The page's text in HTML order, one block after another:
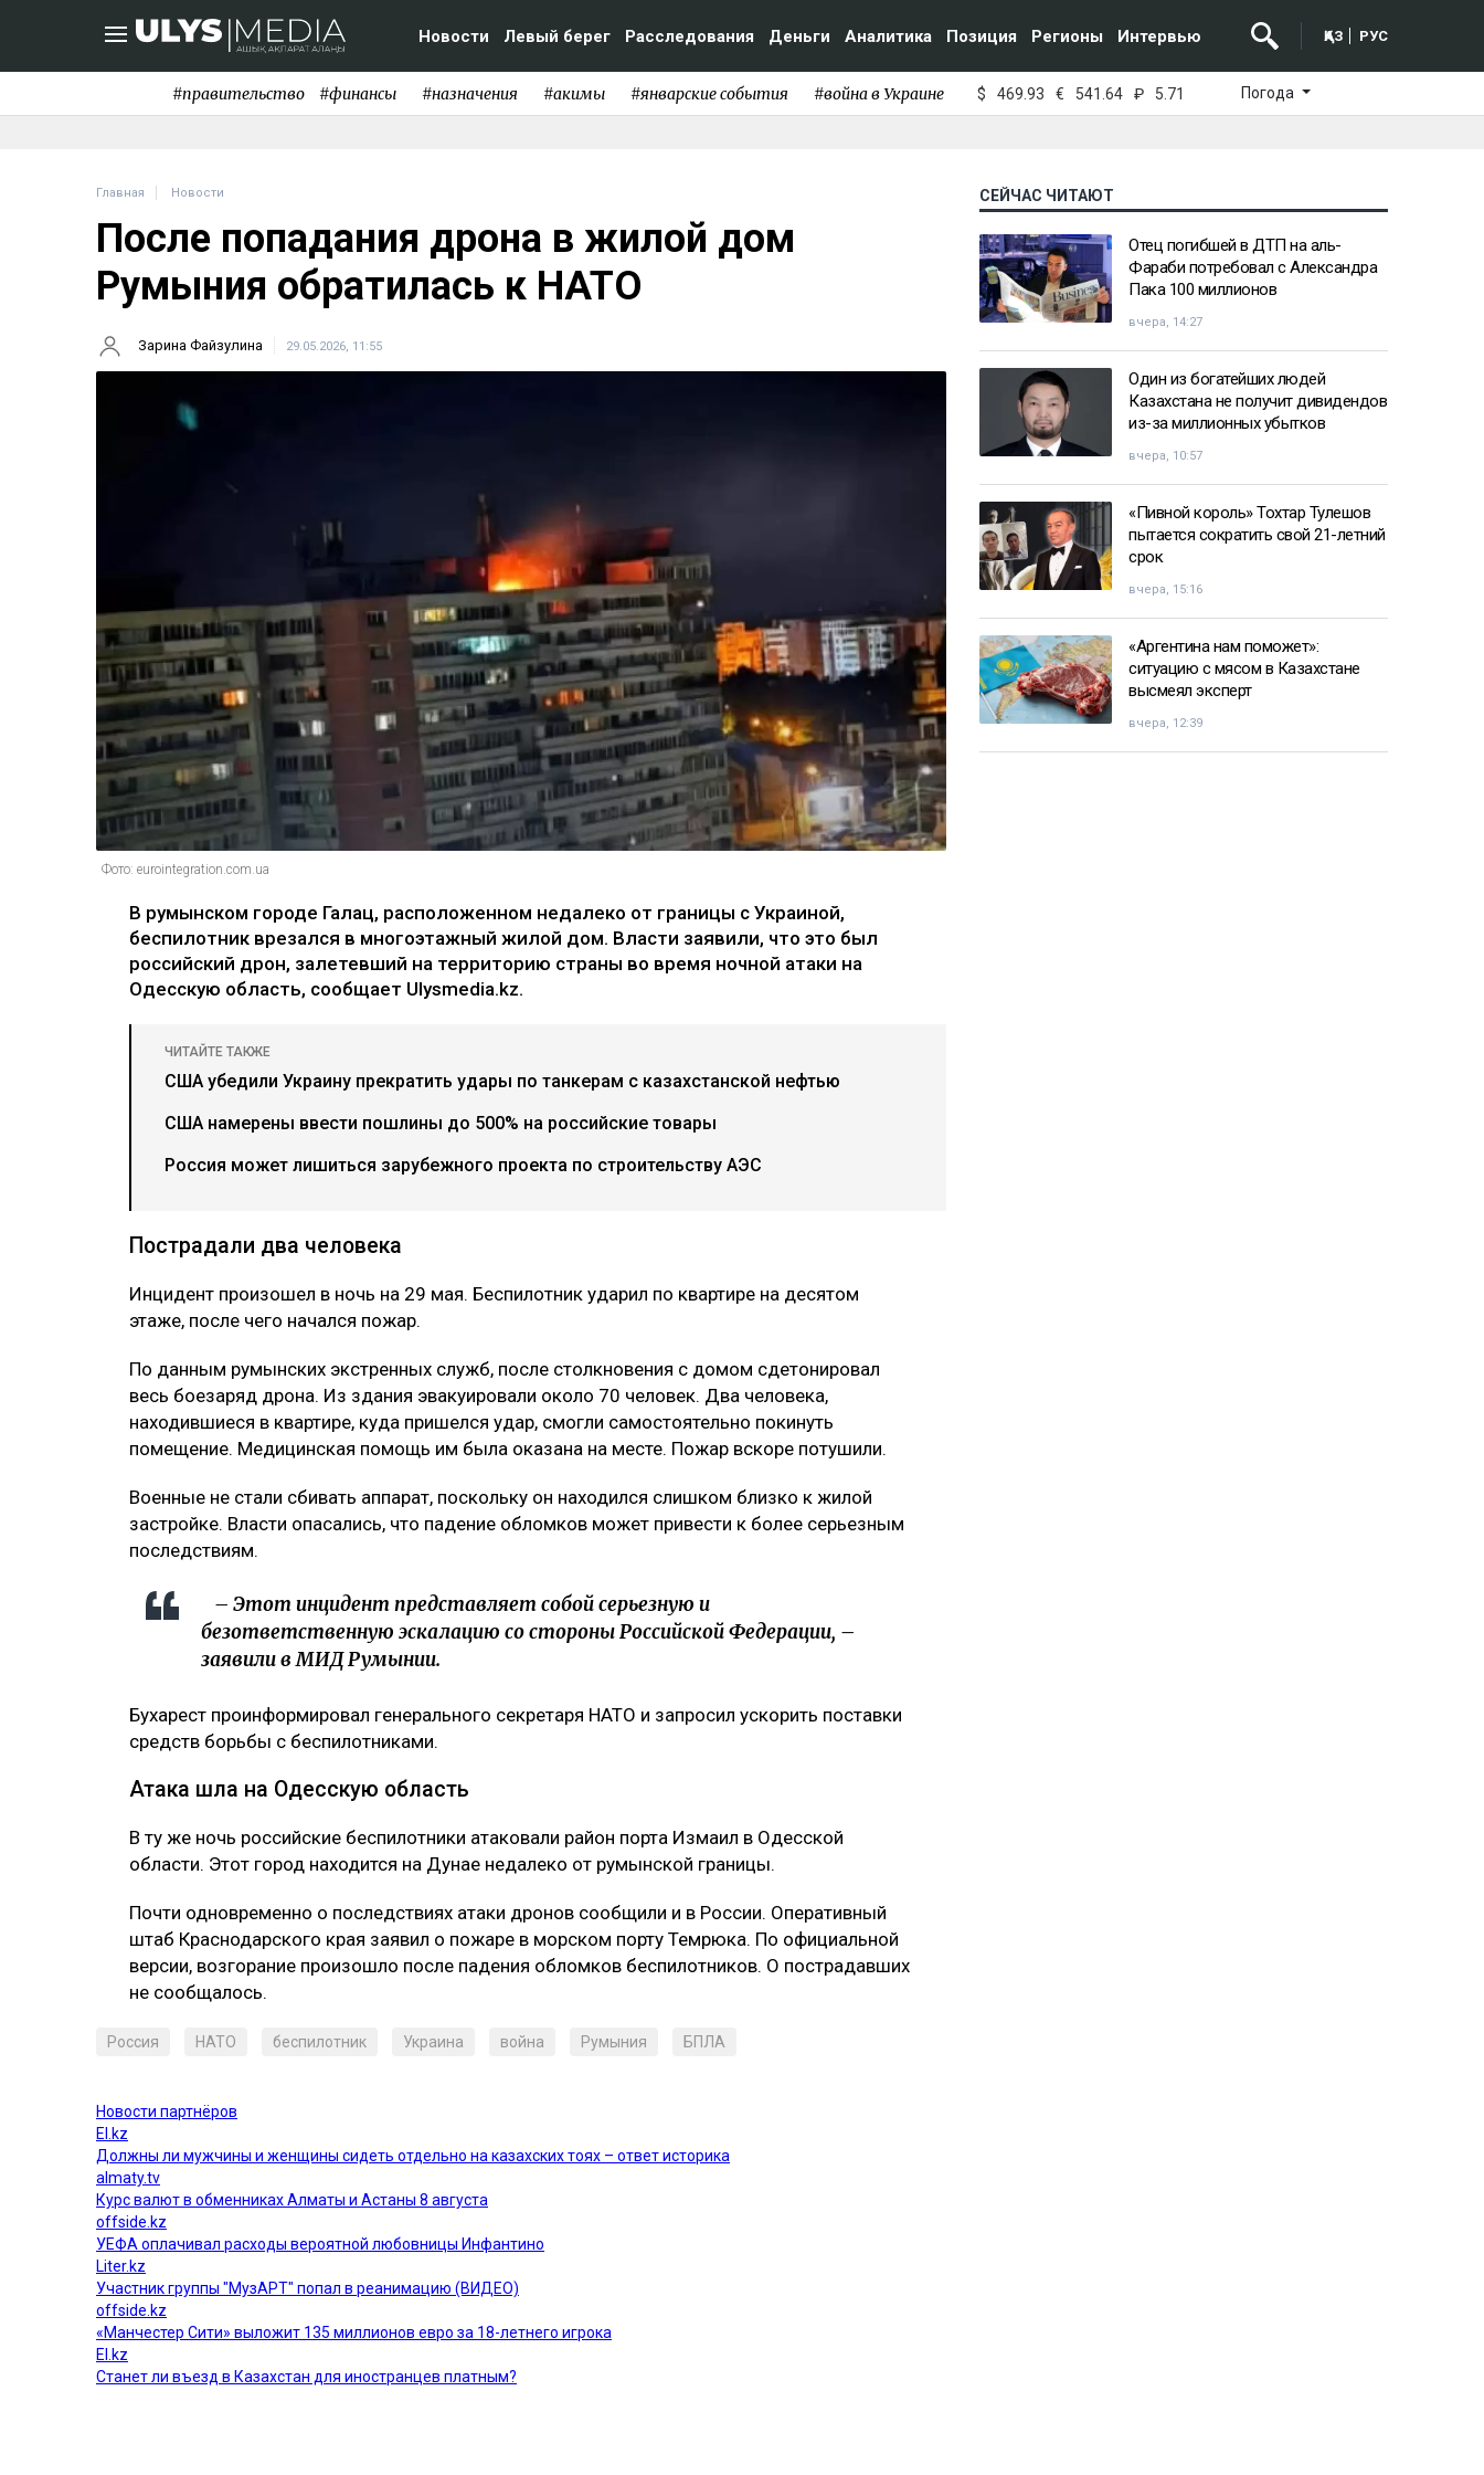
Новости Левый берег Расследования Деньги Аналитика Позиция Регионы Интервью ҚАЗ РУС
#правительство #финансы #назначения #акимы #январские события #война в Украине $ 469.93 € 541.64 ₽ 5.71 Погода
Главная Новости
После попадания дрона в жилой дом
Румыния обратилась к НАТО
Зарина Файзулина 29.05.2026, 11:55
Фото: eurointegration.com.ua
В румынском городе Галац, расположенном недалеко от границы с Украиной,
беспилотник врезался в многоэтажный жилой дом. Власти заявили, что это был
российский дрон, залетевший на территорию страны во время ночной атаки на
Одесскую область, сообщает Ulysmedia.kz.
ЧИТАЙТЕ ТАКЖЕ
США убедили Украину прекратить удары по танкерам с казахстанской нефтью
США намерены ввести пошлины до 500% на российские товары
Россия может лишиться зарубежного проекта по строительству АЭС
Пострадали два человека
Инцидент произошел в ночь на 29 мая. Беспилотник ударил по квартире на десятом
этаже, после чего начался пожар.
По данным румынских экстренных служб, после столкновения с домом сдетонировал
весь боезаряд дрона. Из здания эвакуировали около 70 человек. Два человека,
находившиеся в квартире, куда пришелся удар, смогли самостоятельно покинуть
помещение. Медицинская помощь им была оказана на месте. Пожар вскоре потушили.
Военные не стали сбивать аппарат, поскольку он находился слишком близко к жилой
застройке. Власти опасались, что падение обломков может привести к более серьезным
последствиям.
– Этот инцидент представляет собой серьезную и
безответственную эскалацию со стороны Российской Федерации, –
заявили в МИД Румынии.
Бухарест проинформировал генерального секретаря НАТО и запросил ускорить поставки
средств борьбы с беспилотниками.
Атака шла на Одесскую область
В ту же ночь российские беспилотники атаковали район порта Измаил в Одесской
области. Этот город находится на Дунае недалеко от румынской границы.
Почти одновременно о последствиях атаки дронов сообщили и в России. Оперативный
штаб Краснодарского края заявил о пожаре в морском порту Темрюка. По официальной
версии, возгорание произошло после падения обломков беспилотников. О пострадавших
не сообщалось.
Россия НАТО беспилотник Украина война Румыния БПЛА
СЕЙЧАС ЧИТАЮТ
Отец погибшей в ДТП на аль-
Фараби потребовал с Александра
Пака 100 миллионов
вчера, 14:27
Один из богатейших людей
Казахстана не получит дивидендов
из-за миллионных убытков
вчера, 10:57
«Пивной король» Тохтар Тулешов
пытается сократить свой 21-летний
срок
вчера, 15:16
«Аргентина нам поможет»:
ситуацию с мясом в Казахстане
высмеял эксперт
вчера, 12:39